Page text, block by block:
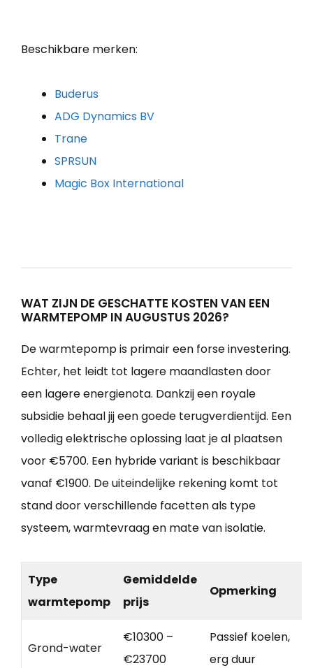
Beschikbare merken:
Buderus
ADG Dynamics BV
Trane
SPRSUN
Magic Box International
WAT ZIJN DE GESCHATTE KOSTEN VAN EEN
WARMTEPOMP IN AUGUSTUS 2026?
De warmtepomp is primair een forse investering.
Echter, het leidt tot lagere maandlasten door
een lagere energienota. Dankzij een royale
subsidie behaal jij een goede terugverdientijd. Een
volledig elektrische oplossing laat je al plaatsen
voor €5700. Een hybride variant is beschikbaar
vanaf €1900. De uiteindelijke rekening komt tot
stand door verschillende facetten als type
systeem, warmtevraag en mate van isolatie.
Type
warmtepomp
Gemiddelde
prijs
Opmerking
Grond-water
€10300 –
€23700
Passief koelen,
erg duur